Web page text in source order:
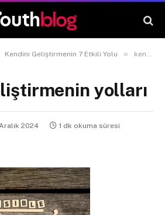
Kendini Geliştirmenin 7 Etkili Yolu » kendini geliştirmenin yolları
yolları
2024 1 dk okuma süresi